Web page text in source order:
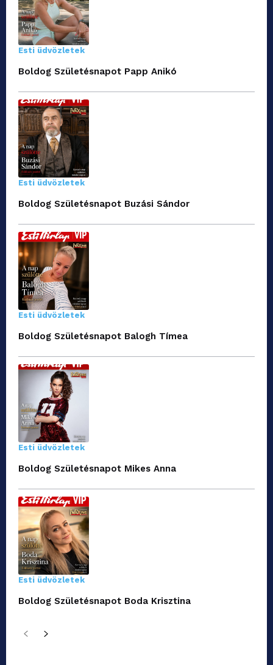
Esti üdvözletek
Boldog Születésnapot Papp Anikó
Esti üdvözletek
Boldog Születésnapot Buzási Sándor
Esti üdvözletek
Boldog Születésnapot Balogh Tímea
Esti üdvözletek
Boldog Születésnapot Mikes Anna
Esti üdvözletek
Boldog Születésnapot Boda Krisztina